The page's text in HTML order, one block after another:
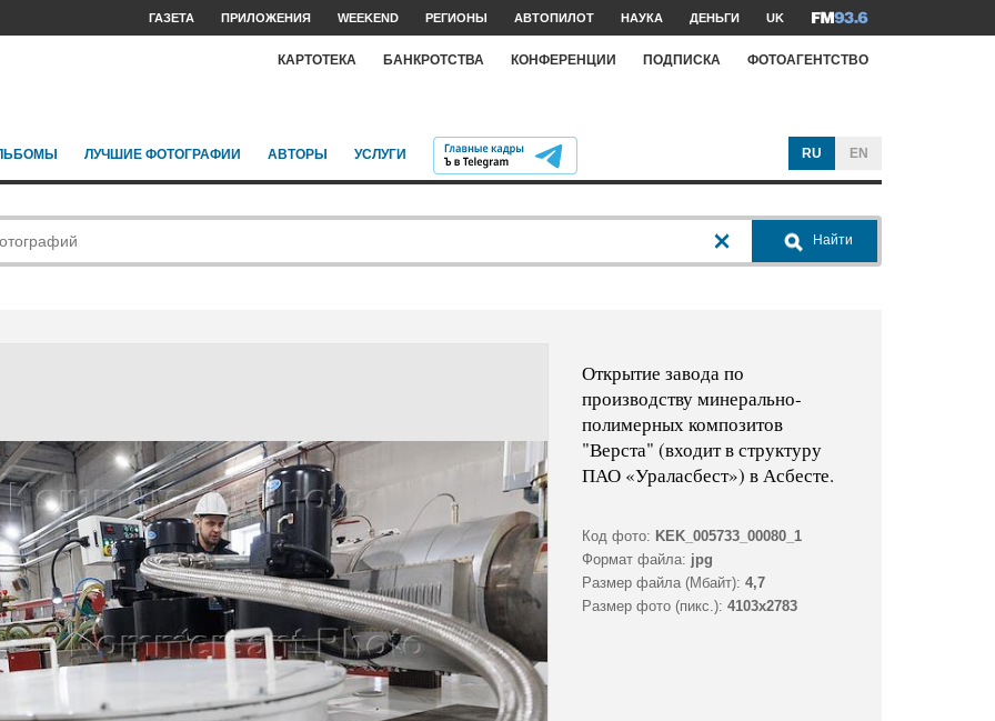
ГАЗЕТА ПРИЛОЖЕНИЯ WEEKEND РЕГИОНЫ АВТОПИЛОТ НАУКА ДЕНЬГИ UK
КАРТОТЕКА БАНКРОТСТВА КОНФЕРЕНЦИИ ПОДПИСКА ФОТОАГЕНТСТВО
ЛУЧШИЕ ФОТОГРАФИИ АВТОРЫ УСЛУГИ RU EN
Найти
Открытие завода по
производству минерально-
полимерных композитов
"Верста" (входит в структуру
ПАО «Ураласбест») в Асбесте.
Код фото: KEK_005733_00080_1
Формат файла: jpg
Размер файла (Мбайт): 4,7
Размер фото (пикс.): 4103x2783